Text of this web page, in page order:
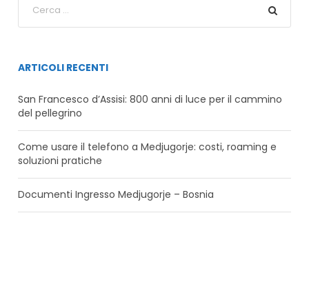
ARTICOLI RECENTI
San Francesco d’Assisi: 800 anni di luce per il cammino
del pellegrino
Come usare il telefono a Medjugorje: costi, roaming e
soluzioni pratiche
Documenti Ingresso Medjugorje – Bosnia